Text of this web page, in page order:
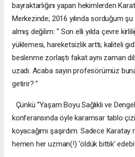
bayraktarlığını yapan hekimlerden
Merkezinde; 2016 yılında sorduğum şu
almış değilim: “ Son elli yılda çevre
yüklemesi, hareketsizlik arttı; kaliteli
beslenme zorlaştı fakat aynı zaman
uzadı. Acaba sayın profesörümüz
getirir? ”
Çünkü “Yaşam Boyu Sağlıklı ve
konferansında öyle karamsar tablo
koyacağımı şaşırdım. Sadece Karatay
hemen her uzman(!) ‘öldük bittik’